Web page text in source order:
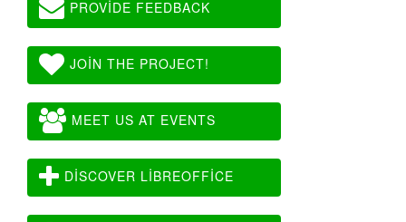
PROVIDE FEEDBACK
JOIN THE PROJECT!
MEET US AT EVENTS
DISCOVER LIBREOFFICE